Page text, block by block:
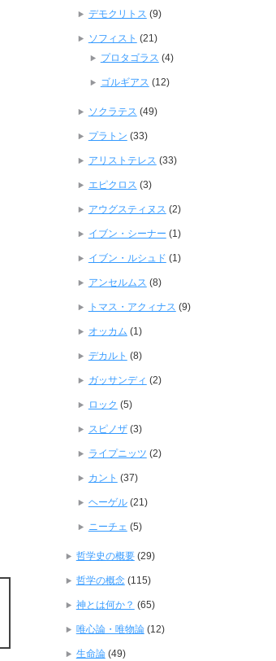
デモクリトス (9)
ソフィスト (21)
プロタゴラス (4)
ゴルギアス (12)
ソクラテス (49)
プラトン (33)
アリストテレス (33)
エピクロス (3)
アウグスティヌス (2)
イブン・シーナー (1)
イブン・ルシュド (1)
アンセルムス (8)
トマス・アクィナス (9)
オッカム (1)
デカルト (8)
ガッサンディ (2)
ロック (5)
スピノザ(3)
ライプニッツ (2)
カント (37)
ヘーゲル(21)
ニーチェ (5)
哲学史の概要(29)
哲学の概念(115)
神とは何か？ (65)
唯心論・唯物論(12)
生命論(49)